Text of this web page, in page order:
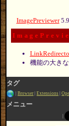
ImagePreviewer
機能の大き
タグ
Browser Extensions
メニュー